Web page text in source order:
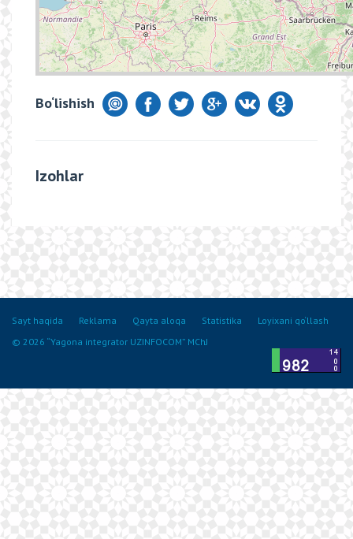
Bo‘lishish
Izohlar
Sayt haqida Reklama Qayta aloqa Statistika
Loyixani qo‘llash
© 2026 “Yagona integrator UZINFOCOM” MChJ